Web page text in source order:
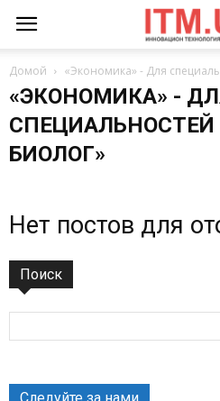
Домой «Экономика» - Для
«ЭКОНОМИКА» -
БИОЛОГ»
Нет постов для
Поиск